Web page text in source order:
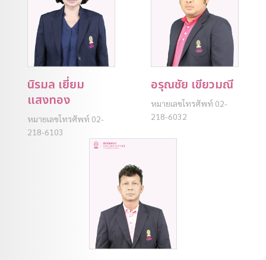
นิรมล เยี่ยม
แสงทอง
หมายเลขโทรศัพท์ 02-
218-6103
อรุณชัย เขียวมณี
หมายเลขโทรศัพท์ 02-
218-6032